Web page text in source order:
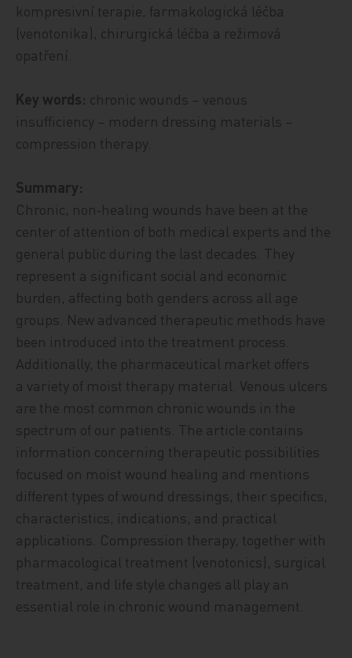
kompresivní terapie, farmakologická léčba
(venotonika), chirurgická léčba a režimová
opatření.
Key words: chronic wounds – venous
insufficiency – modern dressing materials –
compression therapy.
Summary:
Chronic, non‑healing wounds have been at the
center of attention of both medical experts and the
general public during the last decades. They
represent a significant social and economic
burden, affecting both genders across all age
groups. New advanced therapeutic methods have
been introduced into the treatment process.
Additionally, the pharmaceutical market offers
a variety of moist therapy material. Venous ulcers
are the most common chronic wounds in the
spectrum of our patients. The article contains
information concerning therapeutic possibilities
focused on moist wound healing and mentions
different types of wound dressings, their specifics,
characteristics, indications, and practical
applications. Compression therapy, together with
pharmacological treatment (venotonics), surgical
treatment, and life style changes all play an
essential role in chronic wound management.